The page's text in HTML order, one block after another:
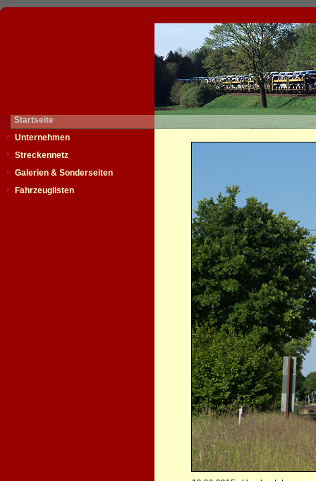
Startseite
Unternehmen
Streckennetz
Galerien & Sonderseiten
Fahrzeuglisten